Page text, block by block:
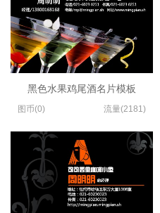
黑色水果鸡尾酒名片模板
图币(0) 流量(2181)